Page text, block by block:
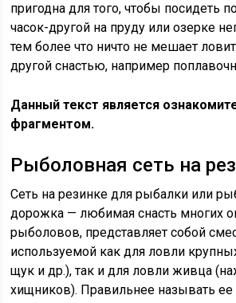
пригодна для того, чтобы посидеть
часок-другой на пруду или озерке
тем более что ничто не мешает
другой снастью, например
Данный текст является
фрагментом.
Рыболовная сеть на
Сеть на резинке для рыбалки или
дорожка — любимая снасть многих
рыболовов, представляет собой
используемой как для ловли
щук и др.), так и для ловли живца
хищников). Правильнее называть ее